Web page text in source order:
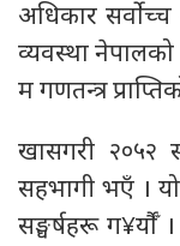
अधिकार
व्यवस्था
म गणतन्त्र
खासगरी २०५२
सहभागी भएँ ।
सङ्घर्षहरू ग¥र्यौँ